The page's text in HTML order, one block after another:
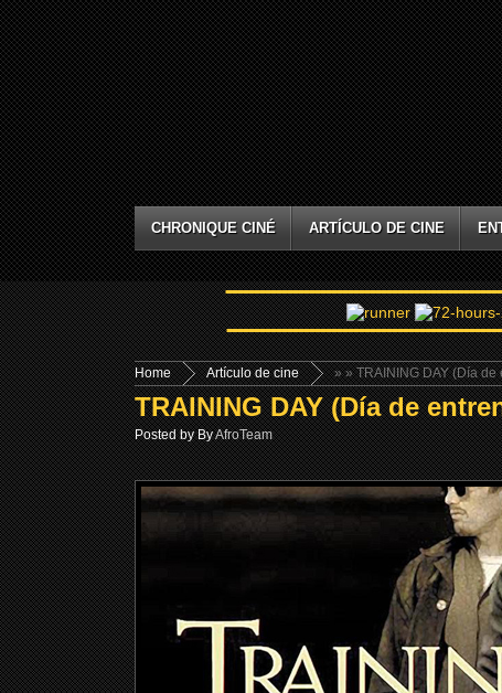
CHRONIQUE CINÉ ARTÍCULO DE CINE
Home »
Artículo de cine » TRAINING DAY (Día
TRAINING DAY (Día de
Posted by ByAfroTeam